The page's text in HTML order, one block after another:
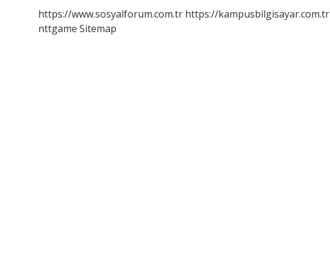
https://www.sosyalforum.com.tr https://kampusbilgisayar.com.tr
nttgame Sitemap